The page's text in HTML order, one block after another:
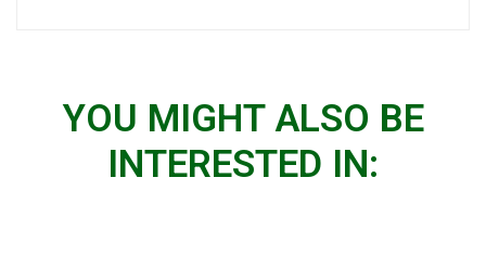
YOU MIGHT ALSO BE
INTERESTED IN: